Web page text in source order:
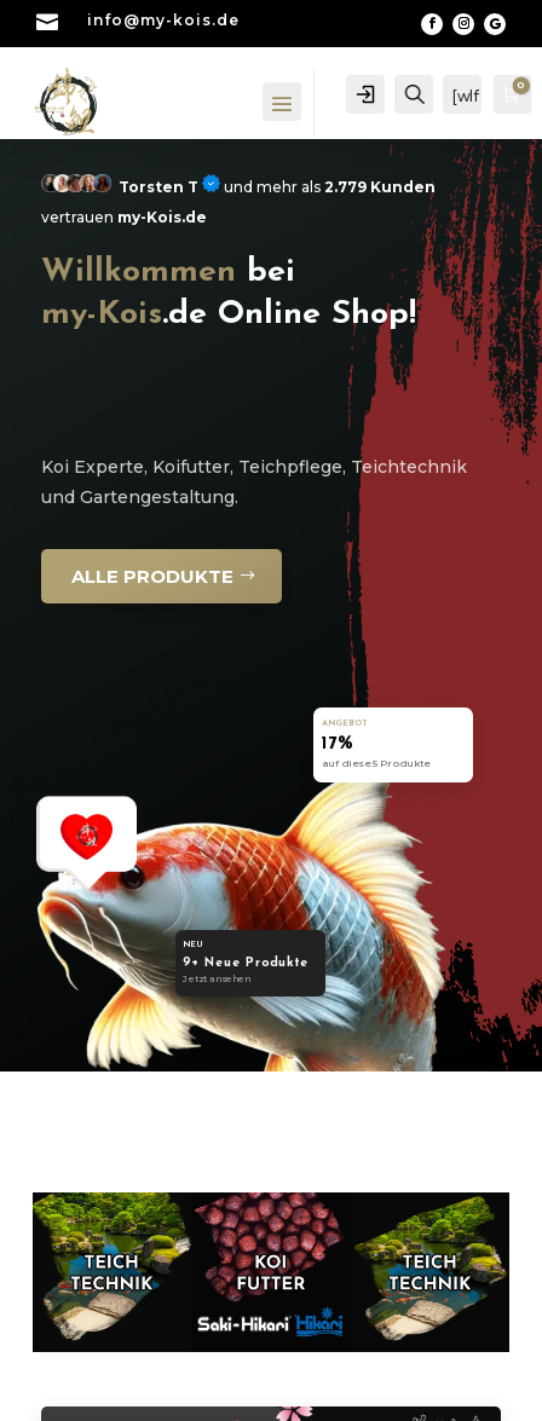
 info@my-kois.de
Account Suche
[wlf
_wi
shli
st_
cou
nte
r]
0
Torsten T und mehr als 2.779 Kunden
vertrauen my-Kois.de
Willkommen bei
my-Kois.de Online Shop!
Koi Experte, Koifutter, Teichpflege, Teichtechnik
und Gartengestaltung.
ALLE PRODUKTE
NEU
9+ Neue Produkte
Jetzt ansehen
ANGEBOT
17%
auf diese 5 Produkte